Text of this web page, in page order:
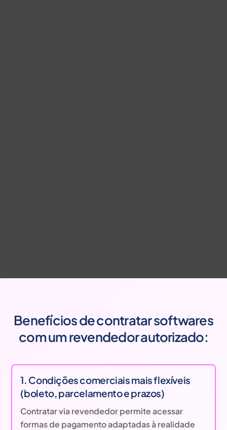
Benefícios de contratar softwares
com um revendedor autorizado:
1. Condições comerciais mais flexíveis
(boleto, parcelamento e prazos)
Contratar via revendedor permite acessar
formas de pagamento adaptadas à realidade